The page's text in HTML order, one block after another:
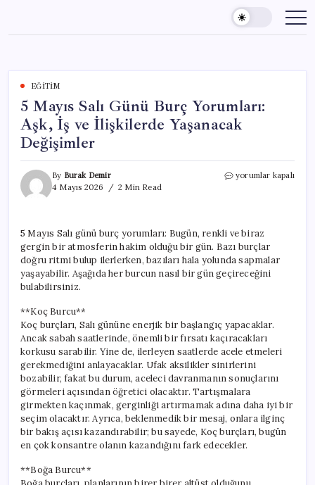
content
EĞITIM
5 Mayıs Salı Günü Burç Yorumları:
Aşk, İş ve İlişkilerde Yaşanacak
Değişimler
By Burak Demir
4 Mayıs 2026
2 Min Read
5
Yorumları:
Aşk,
İş
ve
İlişkilerde
yorumlar kapalı
5 Mayıs Salı günü burç yorumları: Bugün, renkli ve biraz
gergin bir atmosferin hakim olduğu bir gün. Bazı burçlar
doğru ritmi bulup ilerlerken, bazıları hala yolunda sapmalar
yaşayabilir. Aşağıda her burcun nasıl bir gün geçireceğini
bulabilirsiniz.
**Koç Burcu**
Koç burçları, Salı gününe enerjik bir başlangıç yapacaklar.
Ancak sabah saatlerinde, önemli bir fırsatı kaçıracakları
korkusu sarabilir. Yine de, ilerleyen saatlerde acele etmeleri
gerekmediğini anlayacaklar. Ufak aksilikler sinirlerini
bozabilir, fakat bu durum, aceleci davranmanın sonuçlarını
görmeleri açısından öğretici olacaktır. Tartışmalara
girmekten kaçınmak, gerginliği artırmamak adına daha iyi bir
seçim olacaktır. Ayrıca, beklenmedik bir mesaj, onlara ilginç
bir bakış açısı kazandırabilir; bu sayede, Koç burçları, bugün
en çok konsantre olanın kazandığını fark edecekler.
**Boğa Burcu**